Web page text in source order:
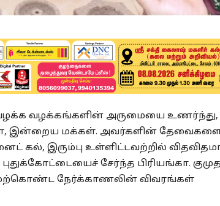
பழக்க வழக்கங்களின் அருமையை
இன்றைய மக்கள். அவர்களின்
கல், இரும்பு உள்ளிட்டவற்றில்
சேர்ந்த பிரியங்கா.
மேற்கொண்ட நேர்க்காணலின் விவரங்கள்